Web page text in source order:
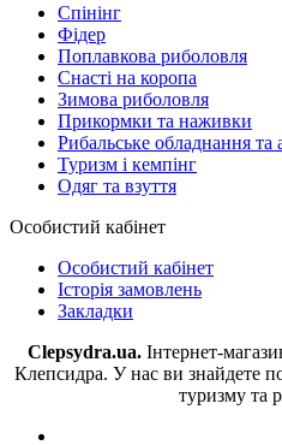
Спінінг
Фідер
Поплавкова риболовля
Снасті на коропа
Зимова риболовля
Прикормки та наживки
Рибальське обладнання та
Туризм і кемпінг
Одяг та взуття
Особистий кабінет
Особистий кабінет
Історія замовлень
Закладки
Clepsydra.ua. Інтернет-
Клепсидра. У нас ви знайдете
туризму та